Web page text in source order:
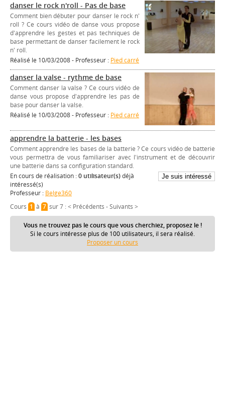
danser le rock n'roll - Pas de base
Comment bien débuter pour danser le rock n'
roll ? Ce cours vidéo de danse vous propose
d'apprendre les gestes et pas techniques de
base permettant de danser facilement le rock
n' roll.
Réalisé le 10/03/2008 - Professeur : Pied carré
danser la valse - rythme de base
Comment danser la valse ? Ce cours vidéo de
danse vous propose d'apprendre les pas de
base pour danser la valse.
Réalisé le 10/03/2008 - Professeur : Pied carré
apprendre la batterie - les bases
Comment apprendre les bases de la batterie ? Ce cours vidéo de batterie
vous permettra de vous familiariser avec l'instrument et de découvrir
une batterie dans sa configuration standard.
En cours de réalisation :0 utilisateur(s)déjà
intéressé(s)
Professeur : Belge360
Cours 1à 7sur 7 :< Précédents -Suivants >
Vous ne trouvez pas le cours que vous cherchiez, proposez le !
Si le cours intéresse plus de 100 utilisateurs, il sera réalisé.
Proposer un cours